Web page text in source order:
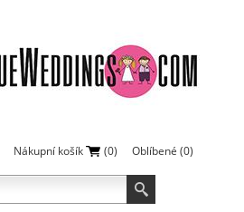
Nákupní košík (0) Oblíbené (0)